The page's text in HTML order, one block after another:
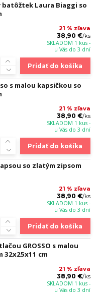
batôžtek Laura Biaggi so
21 % zľava
38,90 €/ks
SKLADOM 1 kus -
u Vás do 3 dní
Pridať do košíka
s malou kapsičkou so
21 % zľava
38,90 €/ks
SKLADOM 1 kus -
u Vás do 3 dní
Pridať do košíka
so zlatým zipsom
21 % zľava
38,90 €/ks
SKLADOM 1 kus -
u Vás do 3 dní
Pridať do košíka
GROSSO s malou
32x25x11 cm
21 % zľava
38,90 €/ks
SKLADOM 1 kus -
u Vás do 3 dní